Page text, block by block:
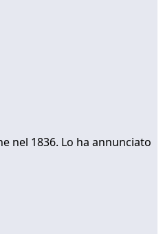
nel 1836. Lo ha annunciato